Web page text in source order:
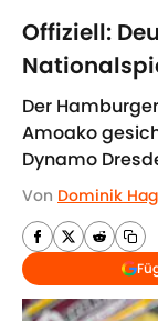
Offiziell:
Der
Amoako
Dynamo
Von Dominik